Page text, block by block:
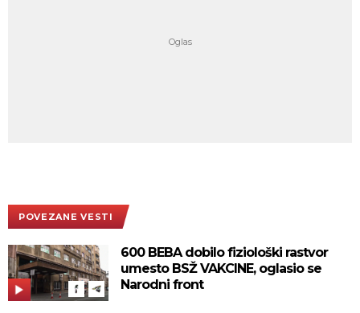
POVEZANE VESTI
600 BEBA dobilo fiziološki rastvor
umesto BSŽ VAKCINE, oglasio se
Narodni front